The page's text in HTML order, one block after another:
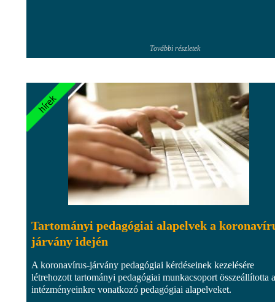
További részletek
Tartományi pedagógiai alapelvek a
járvány idején
A koronavírus-járvány pedagógiai kérdéseinek kezelésére
létrehozott tartományi pedagógiai munkacsoport összeállította
intézményeinkre vonatkozó pedagógiai alapelveket.